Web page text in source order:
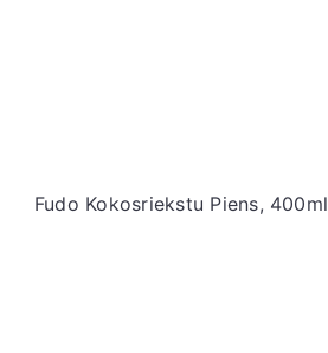
Fudo Kokosriekstu Piens, 400ml